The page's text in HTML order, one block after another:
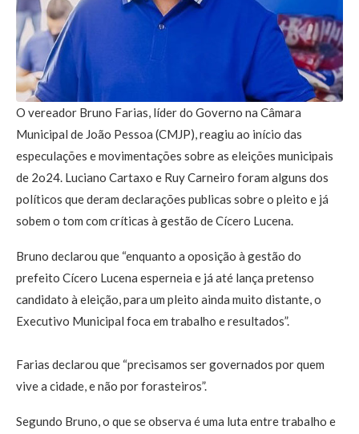
O vereador Bruno Farias, líder do Governo na Câmara
Municipal de João Pessoa (CMJP), reagiu ao início das
especulações e movimentações sobre as eleições municipais
de 2o24. Luciano Cartaxo e Ruy Carneiro foram alguns dos
políticos que deram declarações publicas sobre o pleito e já
sobem o tom com críticas à gestão de Cícero Lucena.
Bruno declarou que “enquanto a oposição à gestão do
prefeito Cícero Lucena esperneia e já até lança pretenso
candidato à eleição, para um pleito ainda muito distante, o
Executivo Municipal foca em trabalho e resultados”.
Farias declarou que “precisamos ser governados por quem
vive a cidade, e não por forasteiros”.
Segundo Bruno, o que se observa é uma luta entre trabalho e